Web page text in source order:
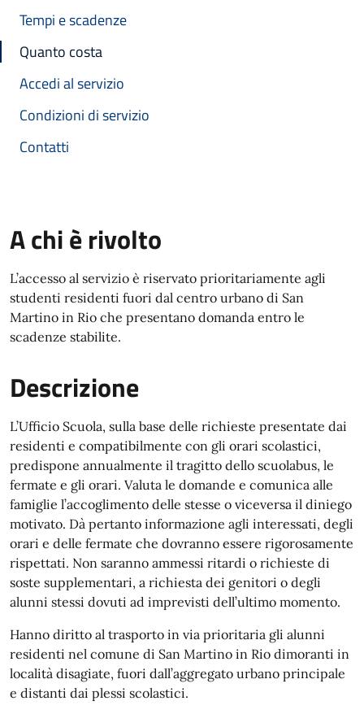
Tempi e scadenze
Quanto costa
Accedi al servizio
Condizioni di servizio
Contatti
A chi è rivolto
L’accesso al servizio è riservato prioritariamente agli
studenti residenti fuori dal centro urbano di San
Martino in Rio che presentano domanda entro le
scadenze stabilite.
Descrizione
L’Ufficio Scuola, sulla base delle richieste presentate dai
residenti e compatibilmente con gli orari scolastici,
predispone annualmente il tragitto dello scuolabus, le
fermate e gli orari. Valuta le domande e comunica alle
famiglie l’accoglimento delle stesse o viceversa il diniego
motivato. Dà pertanto informazione agli interessati, degli
orari e delle fermate che dovranno essere rigorosamente
rispettati. Non saranno ammessi ritardi o richieste di
soste supplementari, a richiesta dei genitori o degli
alunni stessi dovuti ad imprevisti dell’ultimo momento.
Hanno diritto al trasporto in via prioritaria gli alunni
residenti nel comune di San Martino in Rio dimoranti in
località disagiate, fuori dall’aggregato urbano principale
e distanti dai plessi scolastici.